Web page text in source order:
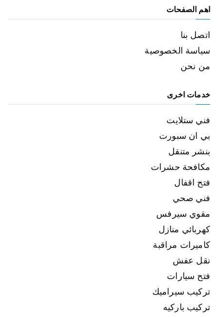
اهم الصفحات
اتصل بنا
سياسة الخصوصية
من نحن
خدمات اخرى
فني ستلايت
بي ان سبورت
بنشر متنقل
مكافحة حشرات
فتح اقفال
فني صحي
مقوي سيرفس
كهربائي منازل
كاميرات مراقبة
نقل عفش
فتح سيارات
تركيب سيراميك
تركيب باركيه